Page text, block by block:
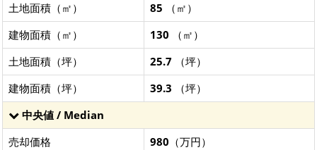
土地面積（㎡）
85 （㎡）
建物面積（㎡）
130 （㎡）
土地面積（坪）
25.7 （坪）
建物面積（坪）
39.3 （坪）
中央値 / Median
売却価格
980 （万円）